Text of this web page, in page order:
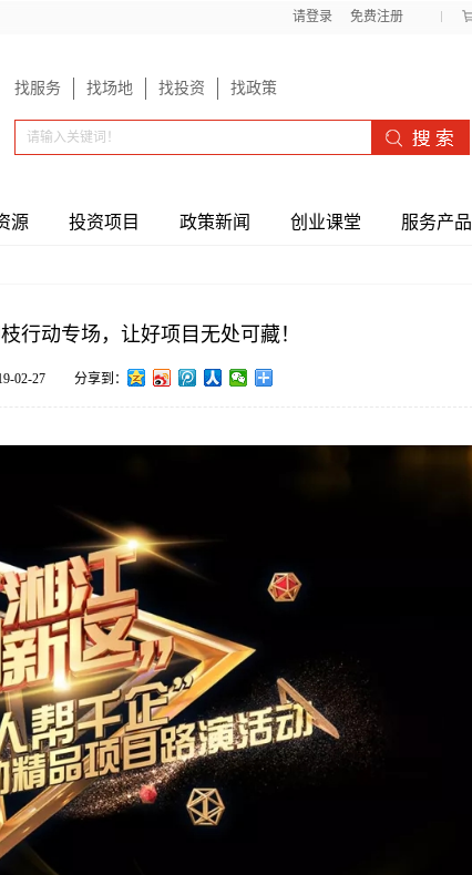
请登录 免费注册
找服务 找场地 找投资 找政策
源 投资项目 政策新闻 创业课堂 服务产品
行动专场，让好项目无处可藏！
02-27 分享到：